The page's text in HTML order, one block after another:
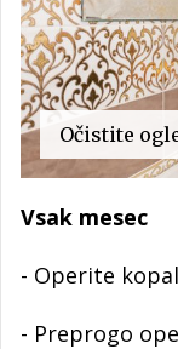
Očistite
Vsak mesec
- Operite
- Preprogo